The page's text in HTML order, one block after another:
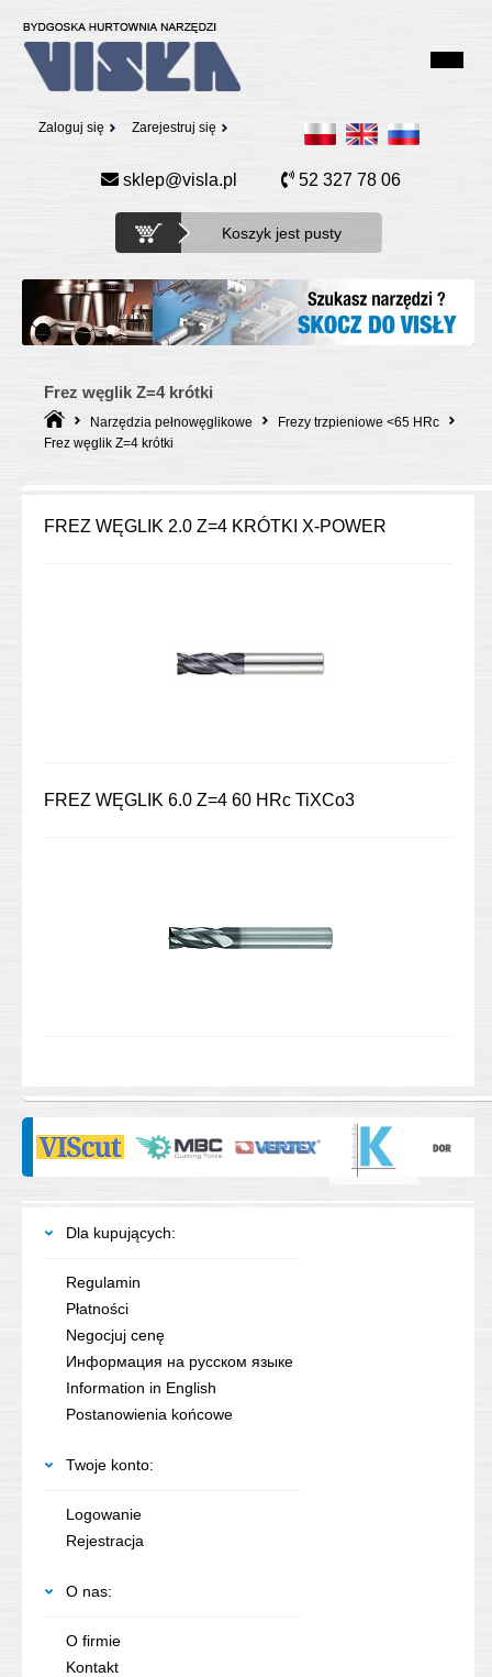
Zarejestruj się
Zaloguj się
sklep@visla.pl 52 327 78 06
Koszyk jest pusty
Frez węglik Z=4 krótki
Narzędzia pełnowęglikowe
Frezy trzpieniowe <65 HRc
Frez węglik Z=4 krótki
FREZ WĘGLIK 2.0 Z=4 KRÓTKI X-POWER
FREZ WĘGLIK 6.0 Z=4 60 HRc TiXCo3
Dla kupujących:
Regulamin
Płatności
Negocjuj cenę
Информация на русском языке
Information in English
Postanowienia końcowe
Twoje konto:
Logowanie
Rejestracja
O nas:
O firmie
Kontakt